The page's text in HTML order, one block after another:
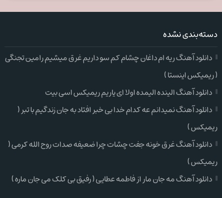
دسته‌بندی نشده
دانلود آهنگ ریه ام داغان چشام کم سو داریم غرق میشیم رامین تجنگی
( ریمیکس اینستا )
دانلود آهنگ الینده الیمده اولا ای یاریم ریمیکس اسی بیت
دانلود آهنگ نمیدانم عه کدام خدا بی خبر افتاد به جان زندگیم با تبر (
ریمیکس )
دانلود آهنگ غرق خونه جفت چشات چرا ضعیفه صدات روح الله کرمی (
ریمیکس )
دانلود آهنگ مه جان مار از فاطمه عطایی ( رفیق بی کلک می جان ماره )